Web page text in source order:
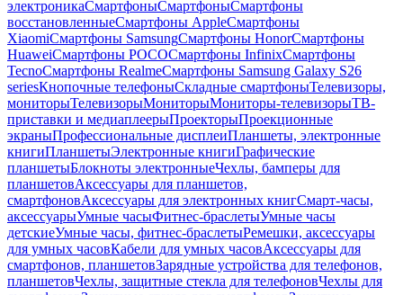
электроникаСмартфоныСмартфоныСмартфоны
восстановленныеСмартфоны AppleСмартфоны
XiaomiСмартфоны SamsungСмартфоны HonorСмартфоны
HuaweiСмартфоны POCOСмартфоны InfinixСмартфоны
TecnoСмартфоны RealmeСмартфоны Samsung Galaxy S26
seriesКнопочные телефоныСкладные смартфоныТелевизоры,
мониторыТелевизорыМониторыМониторы-телевизорыТВ-
приставки и медиаплеерыПроекторыПроекционные
экраныПрофессиональные дисплеиПланшеты, электронные
книгиПланшетыЭлектронные книгиГрафические
планшетыБлокноты электронныеЧехлы, бамперы для
планшетовАксессуары для планшетов,
смартфоновАксессуары для электронных книгСмарт-часы,
аксессуарыУмные часыФитнес-браслетыУмные часы
детскиеУмные часы, фитнес-браслетыРемешки, аксессуары
для умных часовКабели для умных часовАксессуары для
смартфонов, планшетовЗарядные устройства для телефонов,
планшетовЧехлы, защитные стекла для телефоновЧехлы для